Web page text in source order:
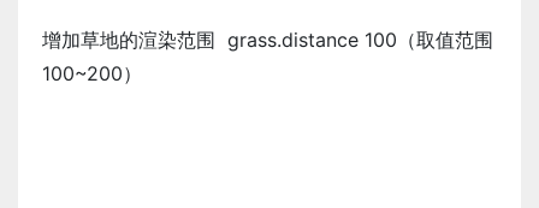
增加草地的渲染范围 grass.distance 100（取值范围
100~200）